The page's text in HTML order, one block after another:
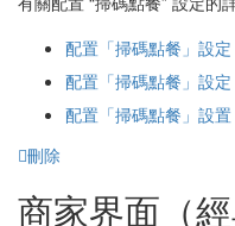
配置 「掃碼點餐」 設定
配置 「掃碼點餐」 設
配置 「掃碼點餐」 設置
刪除
商家界面（經